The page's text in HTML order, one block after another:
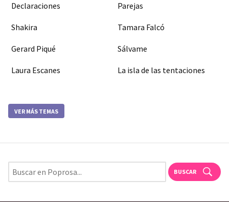
Declaraciones Parejas
Shakira Tamara Falcó
Gerard Piqué Sálvame
Laura Escanes La isla de las tentaciones
VER MÁS TEMAS
BUSCAR